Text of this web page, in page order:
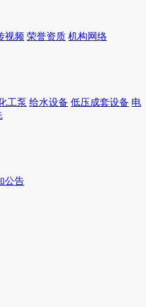
视频 荣誉资质 机构网络
工泵 给水设备 低压成套设备 电
公告